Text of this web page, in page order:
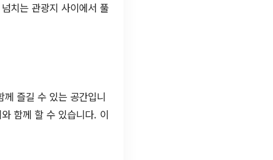
치는 관광지 사이에서 풀
즐길 수 있는 공간입니
함께 할 수 있습니다. 이